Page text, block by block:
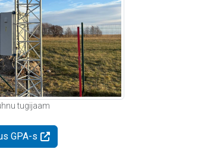
tugijaam
GPA-s